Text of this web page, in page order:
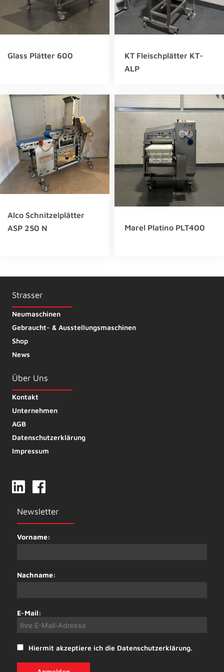
Glass Plätter 600
KT Fleischplätter KT-
ALP
Alco Schnitzelplätter
ASP 250 N
Marel Platino PLT400
Strasser
Neumaschinen
Gebraucht- & Ausstellungsmaschinen
Shop
News
Über Uns
Kontakt
Unternehmen
AGB
Datenschutzerklärung
Impressum
Newsletter
Vorname:
Nachname:
E-Mail:
Hiermit akzeptiere ich die Datenschutzerklärung.